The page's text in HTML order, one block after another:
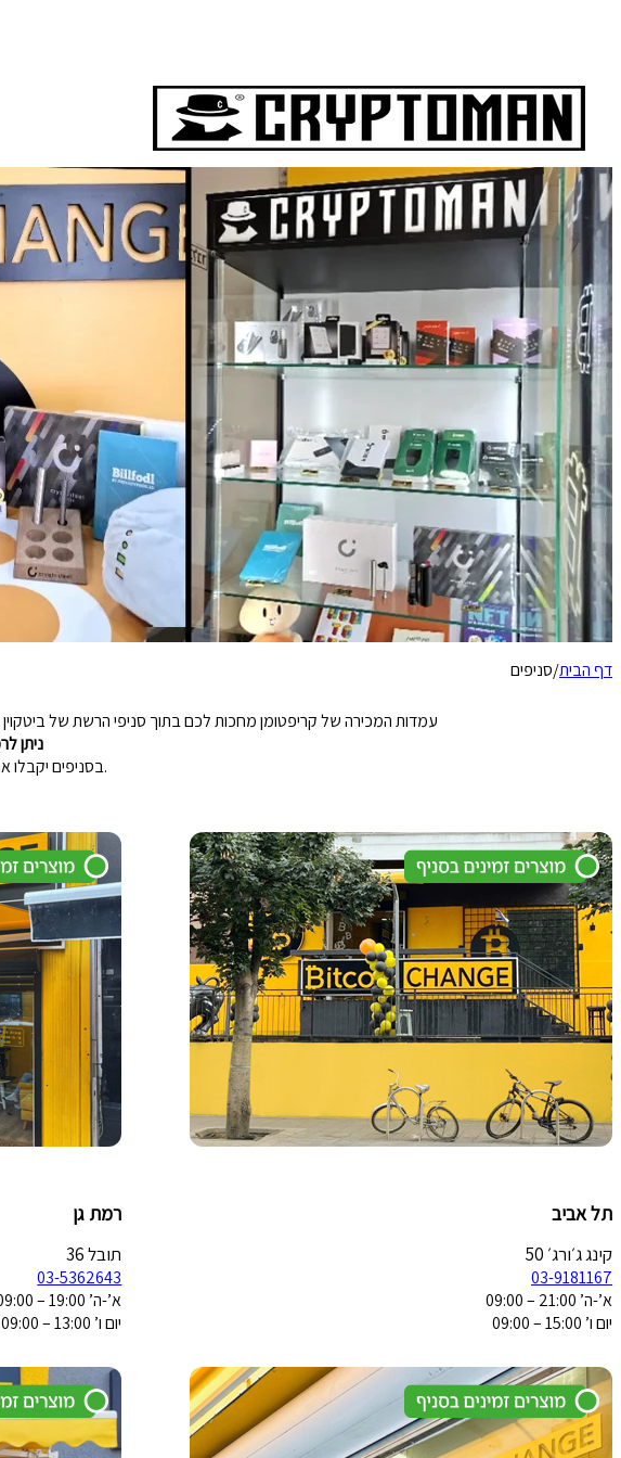
דף הבית/סניפים
עמדות המכירה של קריפטומן מחכות לכם בתוך סניפי הרשת של ביטקוין
ניתן
.בסניפים יקבלו
תל אביב
קינג ג׳ורג׳ 50
03-9181167
א’-ה’ 21:00 – 09:00
יום ו’ 15:00 – 09:00
רמת גן
תובל 36
03-5362643
א’-ה’ 19:00 – 09:00
יום ו’ 13:00 – 09:00